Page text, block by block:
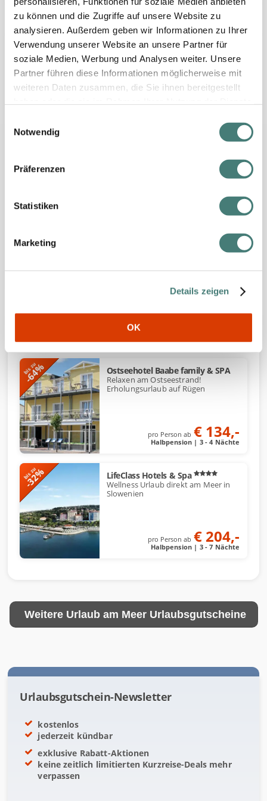
zu können und die Zugriffe auf unsere Website zu
analysieren. Außerdem geben wir Informationen zu Ihrer
Verwendung unserer Website an unsere Partner für
soziale Medien, Werbung und Analysen weiter. Unsere
Partner führen diese Informationen möglicherweise mit
weiteren Daten zusammen, die Sie ihnen bereitgestellt
w
Notwendig
Präferenzen
Statistiken
Marketing
Details zeigen
OK
Kurzurlaub am Meer in Kroatien
Hotel Astoria Opatija
Ein einzigartiges Erlebnis von Design
& Tradition in Opatija
€ 119,-
Frühstück | 2 - 7 Nächte
bis zu
-40%
Urlaub in Opatija, Kvarner Bucht
€ 119,-
Weitere Urlaube direkt am Meer
Ostseehotel Baabe family & SPA
Relaxen am Ostseestrand!
Erholungsurlaub auf Rügen
pro Person ab € 134,-
Halbpension | 3 - 4 Nächte
bis zu
-64%
LifeClass Hotels & Spa
Wellness Urlaub direkt am Meer in
Slowenien
pro Person ab € 204,-
Halbpension | 3 - 7 Nächte
bis zu
-32%
Weitere Urlaub am Meer Urlaubsgutscheine
Urlaubsgutschein-Newsletter
kostenlos
jederzeit kündbar
exklusive Rabatt-Aktionen
keine zeitlich limitierten Kurzreise-Deals mehr
verpassen